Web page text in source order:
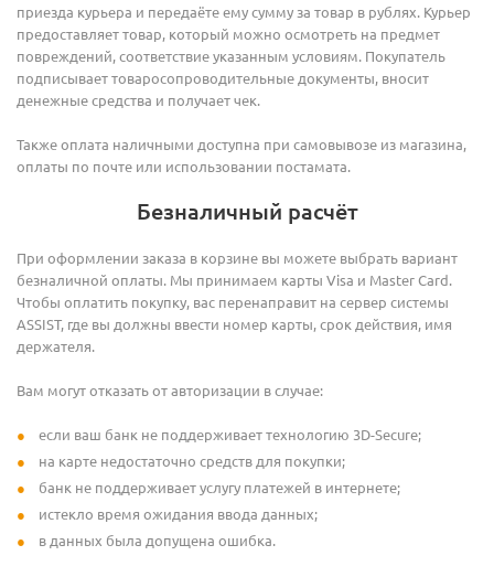
приезда курьера и передаёте ему сумму за товар в рублях. Курьер
предоставляет товар, который можно осмотреть на предмет
повреждений, соответствие указанным условиям. Покупатель
подписывает товаросопроводительные документы, вносит
денежные средства и получает чек.
Также оплата наличными доступна при самовывозе из магазина,
оплаты по почте или использовании постамата.
Безналичный расчёт
При оформлении заказа в корзине вы можете выбрать вариант
безналичной оплаты. Мы принимаем карты Visa и Master Card.
Чтобы оплатить покупку, вас перенаправит на сервер системы
ASSIST, где вы должны ввести номер карты, срок действия, имя
держателя.
Вам могут отказать от авторизации в случае:
если ваш банк не поддерживает технологию 3D-Secure;
на карте недостаточно средств для покупки;
банк не поддерживает услугу платежей в интернете;
истекло время ожидания ввода данных;
в данных была допущена ошибка.